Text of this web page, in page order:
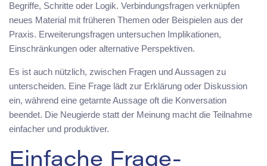
Begriffe, Schritte oder Logik. Verbindungsfragen verknüpfen
neues Material mit früheren Themen oder Beispielen aus der
Praxis. Erweiterungsfragen untersuchen Implikationen,
Einschränkungen oder alternative Perspektiven.
Es ist auch nützlich, zwischen Fragen und Aussagen zu
unterscheiden. Eine Frage lädt zur Erklärung oder Diskussion
ein, während eine getarnte Aussage oft die Konversation
beendet. Die Neugierde statt der Meinung macht die Teilnahme
einfacher und produktiver.
Einfache Frage-